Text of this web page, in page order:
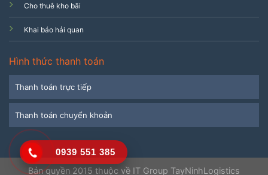
Cho thuê kho bãi
Khai báo hải quan
Hình thức thanh toán
Thanh toán trực tiếp
Thanh toán chuyển khoản
0939 551 385
Bản quyền 2015 thuộc về IT Group TayNinhLogistics